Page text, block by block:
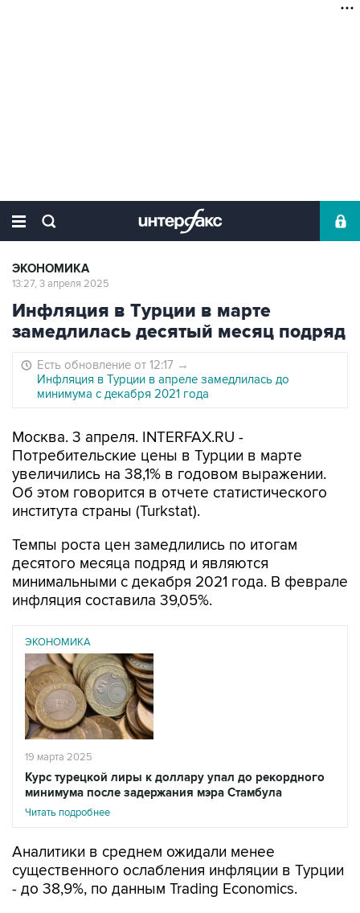
ЭКОНОМИКА
13:27, 3 апреля 2025
Инфляция в Турции в марте
замедлилась десятый месяц подряд
Есть обновление от 12:17 →
Инфляция в Турции в апреле замедлилась до
минимума с декабря 2021 года
Москва. 3 апреля. INTERFAX.RU -
Потребительские цены в Турции в марте
увеличились на 38,1% в годовом выражении.
Об этом говорится в отчете статистического
института страны (Turkstat).
Темпы роста цен замедлились по итогам
десятого месяца подряд и являются
минимальными с декабря 2021 года. В феврале
инфляция составила 39,05%.
ЭКОНОМИКА
19 марта 2025
Курс турецкой лиры к доллару упал до рекордного
минимума после задержания мэра Стамбула
Читать подробнее
Аналитики в среднем ожидали менее
существенного ослабления инфляции в Турции
- до 38,9%, по данным Trading Economics.